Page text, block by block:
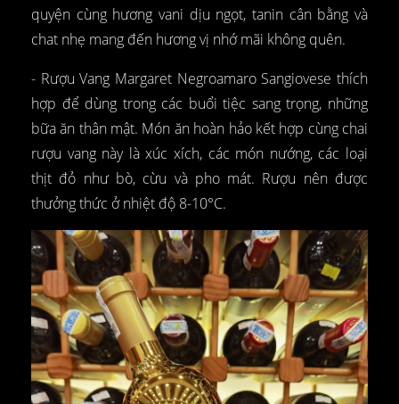
quyện cùng hương vani dịu ngọt, tanin cân bằng và
chat nhẹ mang đến hương vị nhớ mãi không quên.
- Rượu Vang Margaret Negroamaro Sangiovese thích
hợp để dùng trong các buổi tiệc sang trọng, những
bữa ăn thân mật. Món ăn hoàn hảo kết hợp cùng chai
rượu vang này là xúc xích, các món nướng, các loại
thịt đỏ như bò, cừu và pho mát. Rượu nên được
thưởng thức ở nhiệt độ 8-10°C.